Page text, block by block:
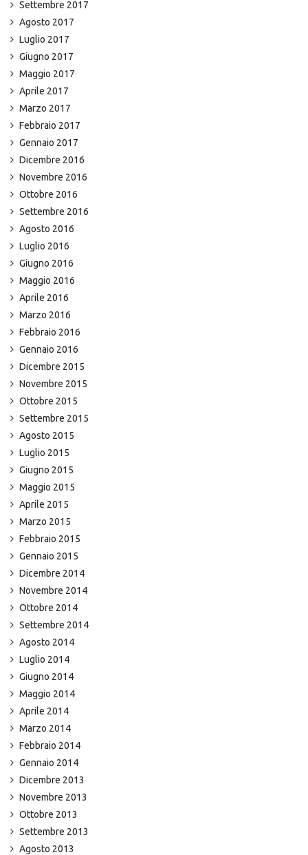
Settembre 2017
Agosto 2017
Luglio 2017
Giugno 2017
Maggio 2017
Aprile 2017
Marzo 2017
Febbraio 2017
Gennaio 2017
Dicembre 2016
Novembre 2016
Ottobre 2016
Settembre 2016
Agosto 2016
Luglio 2016
Giugno 2016
Maggio 2016
Aprile 2016
Marzo 2016
Febbraio 2016
Gennaio 2016
Dicembre 2015
Novembre 2015
Ottobre 2015
Settembre 2015
Agosto 2015
Luglio 2015
Giugno 2015
Maggio 2015
Aprile 2015
Marzo 2015
Febbraio 2015
Gennaio 2015
Dicembre 2014
Novembre 2014
Ottobre 2014
Settembre 2014
Agosto 2014
Luglio 2014
Giugno 2014
Maggio 2014
Aprile 2014
Marzo 2014
Febbraio 2014
Gennaio 2014
Dicembre 2013
Novembre 2013
Ottobre 2013
Settembre 2013
Agosto 2013